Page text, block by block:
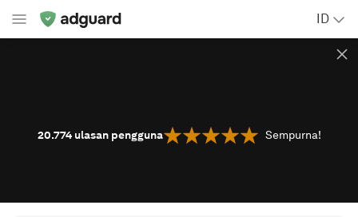
ID
20.774 ulasan pengguna Sempurna!